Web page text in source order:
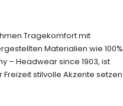
Tragekomfort mit
Materialien wie 100%
– Headwear since 1903, ist
stilvolle Akzente setzen